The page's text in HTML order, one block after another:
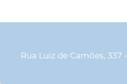
Rua Luiz de Camões,